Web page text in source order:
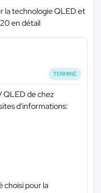
la technologie QLED et
en détail
TERMINÉ
QLED de chez
d'informations:
pour la